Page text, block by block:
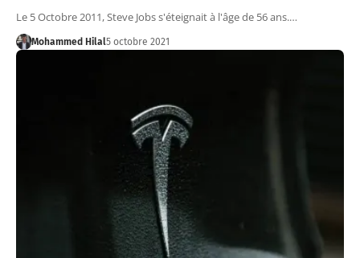
Le 5 Octobre 2011, Steve Jobs s'éteignait à l'âge de 56 ans.…
Mohammed Hilal5 octobre 2021